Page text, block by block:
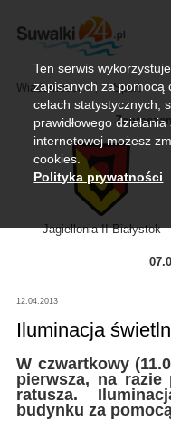
Wiadomości Sport
Jagiellonia II Białystok
12.04.2013
Iluminacja
W czwartkowy
pierwsza, na razie
ratusza.
budynku za
Ten serwis
zapisanych za pomocą
celach statystycznych,
prawidłowego
internetowej możesz
cookies.
Polityka prywatności